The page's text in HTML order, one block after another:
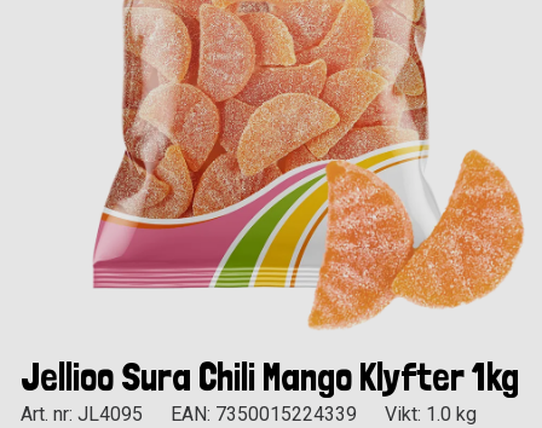
Jellioo Sura Chili Mango Klyfter 1kg
Art. nr: JL4095 EAN: 7350015224339 Vikt: 1.0 kg